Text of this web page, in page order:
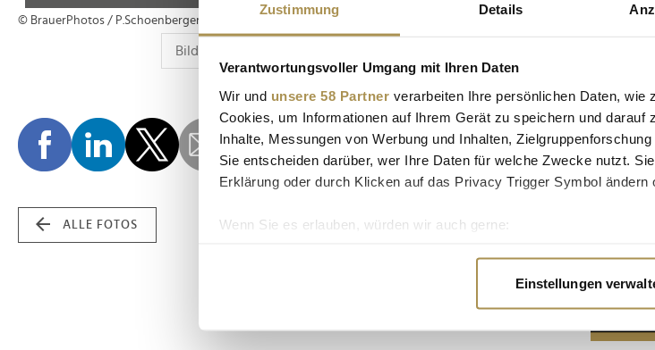
Zustimmung Details
Verantwortungsvoller Umgang mit Ihren Daten
Wir und unsere 58 Partner verarbeiten Ihre persönlichen Daten, wie
Cookies, um Informationen auf Ihrem Gerät zu speichern und darauf
Inhalte, Messungen von Werbung und Inhalten,
Sie entscheiden darüber, wer Ihre Daten für welche Zwecke nutzt.
Erklärung oder durch Klicken auf das Privacy Trigger Symbol ändern
Wenn Sie es erlauben, würden wir auch gerne:
Erfahren Sie mehr darüber, wie Ihre persönlichen Daten verarbeitet
Einstellungen
© BrauerPhotos / P.Schoenberger
ALLE FOTOS